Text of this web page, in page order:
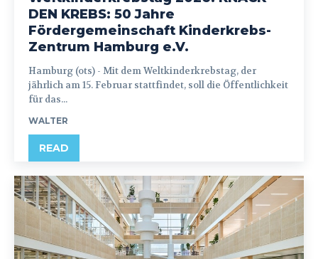
DEN KREBS: 50 Jahre
Fördergemeinschaft Kinderkrebs-
Zentrum Hamburg e.V.
Hamburg (ots) - Mit dem Weltkinderkrebstag, der
jährlich am 15. Februar stattfindet, soll die Öffentlichkeit
für das...
WALTER
READ